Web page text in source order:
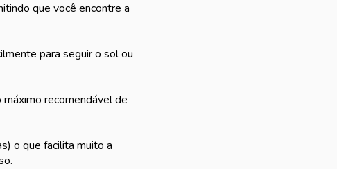
que você encontre a
para seguir o sol ou
recomendável de
o que facilita muito a